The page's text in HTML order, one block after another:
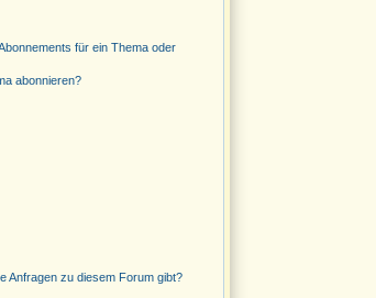
für ein Thema oder
abonnieren?
Anfragen zu diesem Forum gibt?